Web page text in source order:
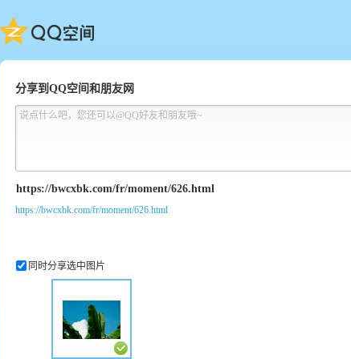
QQ空间
分享到QQ空间和朋友网
说点什么吧，您还可以@QQ好友和朋友哦~
https://bwcxbk.com/fr/moment/626.html
同时分享选中图片